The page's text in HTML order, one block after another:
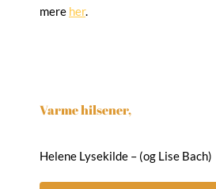
mere her.
Varme hilsener,
Helene Lysekilde – (og Lise Bach)